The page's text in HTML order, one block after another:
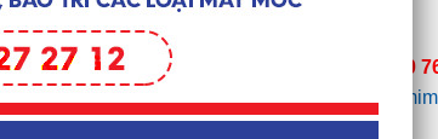
– Màu sắc: Trắng xám.
Liên hệ để được tư vấn:
0902 960